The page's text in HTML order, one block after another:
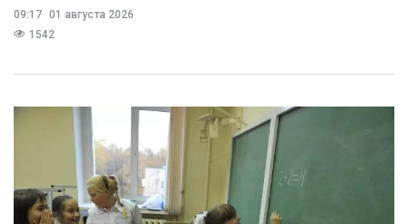
09:17 01 августа 2026
1542